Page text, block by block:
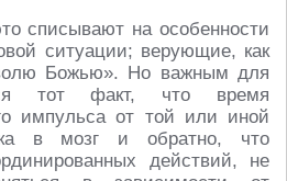
списывают на особенности
ситуации; верующие, как
Божью». Но важным для
тот факт, что время
импульса от той или иной
в мозг и обратно, что
действий, не